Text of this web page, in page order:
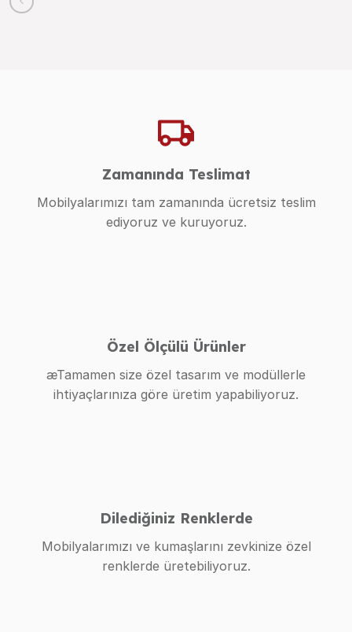
Zamanında Teslimat
Mobilyalarımızı tam zamanında ücretsiz teslim
ediyoruz ve kuruyoruz.
Özel Ölçülü Ürünler
æTamamen size özel tasarım ve modüllerle
ihtiyaçlarınıza göre üretim yapabiliyoruz.
Dilediğiniz Renklerde
Mobilyalarımızı ve kumaşlarını zevkinize özel
renklerde üretebiliyoruz.